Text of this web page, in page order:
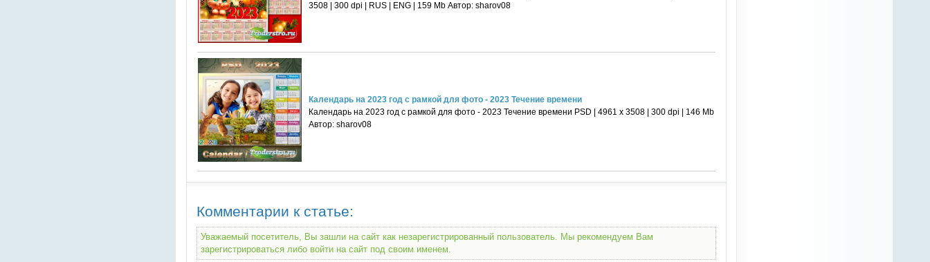
3508 | 300 dpi | RUS | ENG | 159 Mb Автор: sharov08
Календарь на 2023 год с рамкой для фото - 2023 Течение времени
Календарь на 2023 год с рамкой для фото - 2023 Течение времени PSD | 4961 х 3508 | 300 dpi | 146 Mb
Автор: sharov08
Комментарии к статье:
Уважаемый посетитель, Вы зашли на сайт как незарегистрированный пользователь. Мы рекомендуем Вам
зарегистрироваться либо войти на сайт под своим именем.